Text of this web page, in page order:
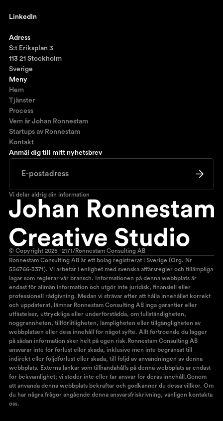
Anmäl dig till mitt nyhetsbrev
Vi delar aldrig din information
LinkedIn
Adress
S:t Eriksplan 3
113 21 Stockholm
Sverige
Meny
Hem
Tjänster
Process
Vem är Johan Ronnestam
Startups av Ronnestam
Kontakt
© Copyright 2025 - 2171/Rönnestam Consulting AB
Ronnestam Consulting AB är ett bolag registrerat i Sverige (Org. Nr
556766-3371). Vi arbetar i enlighet med svenska affärsregler och tillämpliga
lagar som reglerar vår bransch. Informationen på denna webbplats är
endast för allmän information och utgör inte juridisk, finansiell eller
professionell rådgivning. Medan vi strävar efter att hålla innehållet korrekt
och uppdaterat, lämnar Ronnestam Consulting AB inga garantier eller
utfästelser, uttryckliga eller underförstådda, om fullständigheten,
noggrannheten, tillförlitligheten, lämpligheten eller tillgängligheten av
webbplatsen eller dess innehåll för något syfte. Allt förtroende du lägger
på sådan information sker helt på egen risk.Ronnestam Consulting AB
ansvarar inte för förlust eller skada, inklusive men inte begränsat till
indirekt eller följdförlust eller skada, till följd av användningen av denna
webbplats. Externa länkar som tillhandahålls på denna webbplats är endast
för bekvämlighet; vi stöder inte eller tar ansvar för deras innehåll.Genom
att använda denna webbplats bekräftar och godkänner du dessa villkor. Om
du har några frågor angående denna ansvarsfriskrivning, vänligen kontakta
oss.